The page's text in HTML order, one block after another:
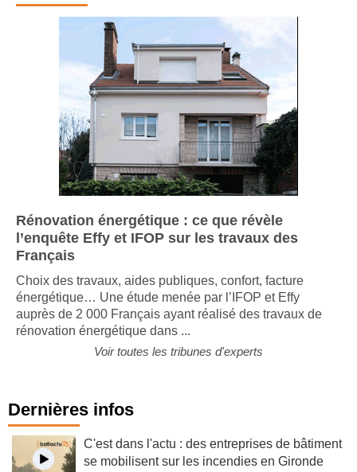
Rénovation énergétique : ce que révèle
l’enquête Effy et IFOP sur les travaux des
Français
Choix des travaux, aides publiques, confort, facture
énergétique… Une étude menée par l’IFOP et Effy
auprès de 2 000 Français ayant réalisé des travaux de
rénovation énergétique dans ...
Voir toutes les tribunes d'experts
Dernières infos
C'est dans l'actu : des entreprises de bâtiment
se mobilisent sur les incendies en Gironde